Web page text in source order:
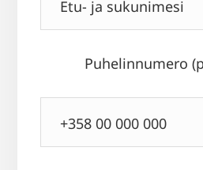
Puhelinnumero